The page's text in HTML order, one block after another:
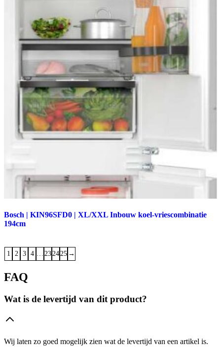
Bosch | KIN96SFD0 | XL/XXL Inbouw koel-vriescombinatie
194cm
1 2 3 4 23 24 25 →
FAQ
Wat is de levertijd van dit product?
Wij laten zo goed mogelijk zien wat de levertijd van een artikel is.